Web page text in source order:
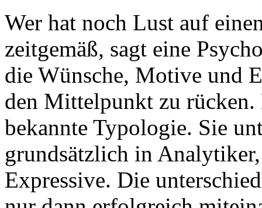
Wer hat noch Lust auf
zeitgemäß, sagt eine
die Wünsche, Motive und
den Mittelpunkt zu
bekannte Typologie. Sie
grundsätzlich in
Expressive. Die